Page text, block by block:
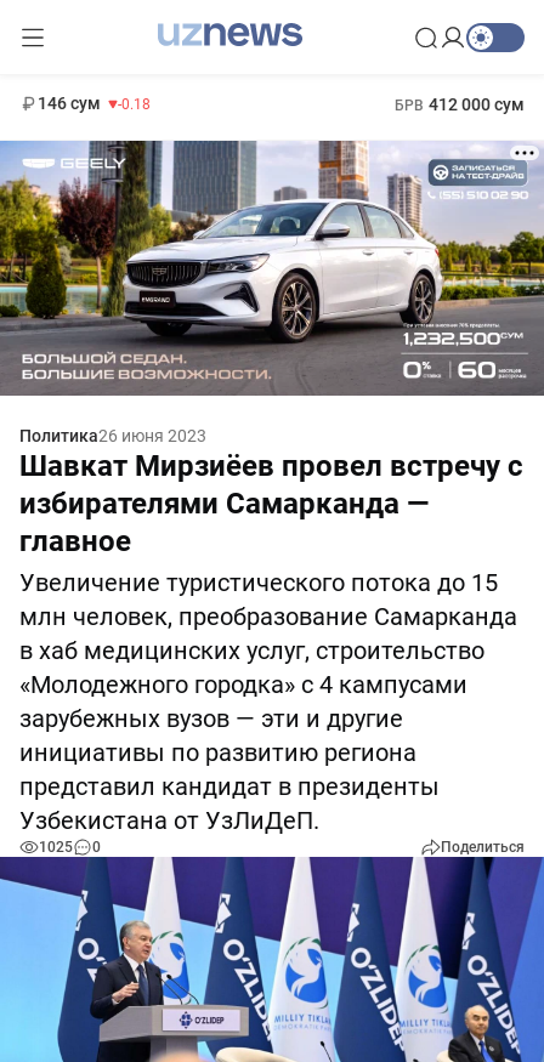
146 сум -0.18 БРВ 412 000 сум
Политика26 июня 2023
Шавкат Мирзиёев провел встречу с
избирателями Самарканда —
главное
Увеличение туристического потока до 15
млн человек, преобразование Самарканда
в хаб медицинских услуг, строительство
«Молодежного городка» с 4 кампусами
зарубежных вузов — эти и другие
инициативы по развитию региона
представил кандидат в президенты
Узбекистана от УзЛиДеП.
1025 0 Поделиться